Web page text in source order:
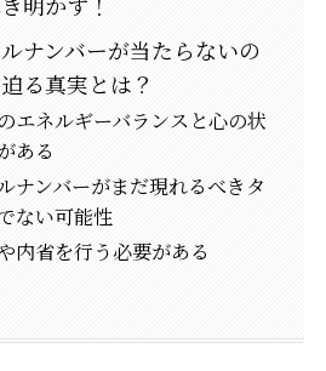
ナンバーが当たらないの
る真実とは？
エネルギーバランスと心の状
ある
ナンバーがまだ現れるべきタ
ない可能性
内省を行う必要がある